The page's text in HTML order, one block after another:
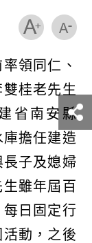
領同仁、
桂老先生
省南安縣
擔任建造
子及媳婦
雖年屆百
日固定行
動，之後